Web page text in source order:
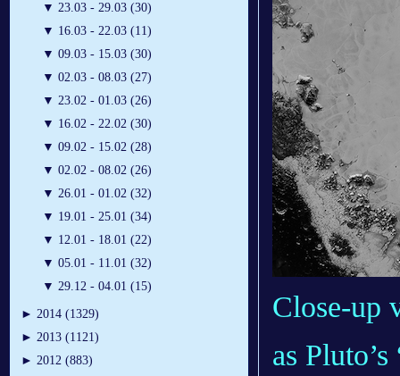
▼ 23.03 - 29.03 (30)
▼ 16.03 - 22.03 (11)
▼ 09.03 - 15.03 (30)
▼ 02.03 - 08.03 (27)
▼ 23.02 - 01.03 (26)
▼ 16.02 - 22.02 (30)
▼ 09.02 - 15.02 (28)
▼ 02.02 - 08.02 (26)
▼ 26.01 - 01.02 (32)
▼ 19.01 - 25.01 (34)
▼ 12.01 - 18.01 (22)
▼ 05.01 - 11.01 (32)
▼ 29.12 - 04.01 (15)
► 2014 (1329)
► 2013 (1121)
► 2012 (883)
Close-up
as